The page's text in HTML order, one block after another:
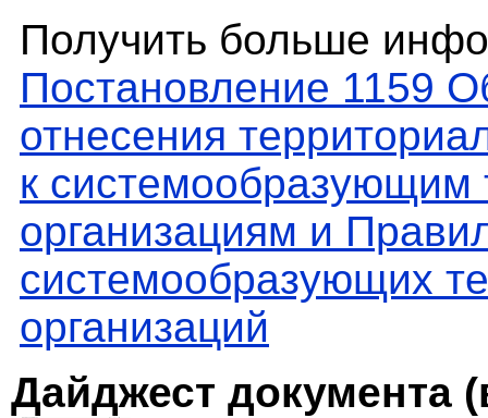
Получить больше
Постановление 1159
отнесения
к
организациям и
системообразующих
организаций
Дайджест документа